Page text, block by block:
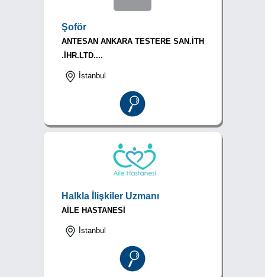
Şoför
ANTESAN ANKARA TESTERE SAN.İTH
.İHR.LTD....
İstanbul
Halkla İlişkiler Uzmanı
AİLE HASTANESİ
İstanbul